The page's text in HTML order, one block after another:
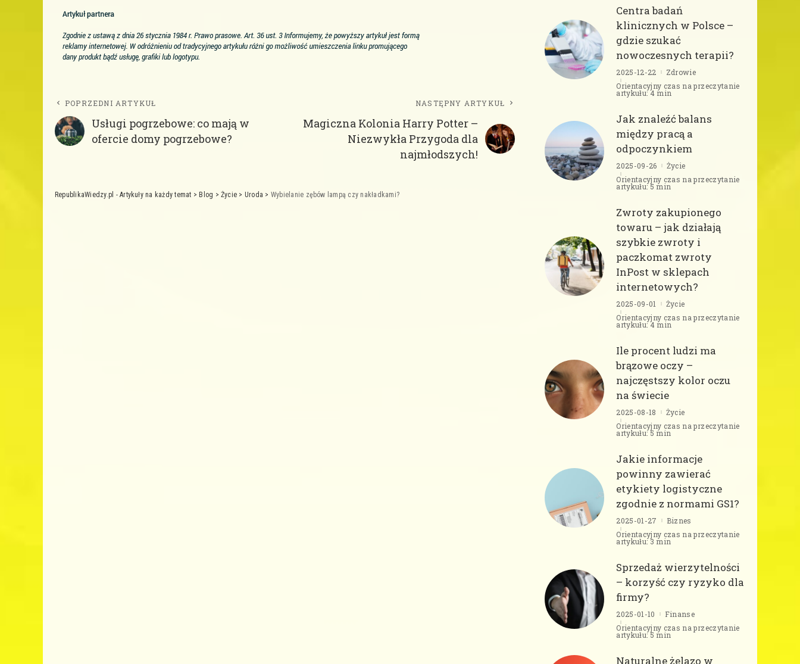
POPRZEDNI ARTYKUŁ
Usługi pogrzebowe: co mają w
ofercie domy pogrzebowe?
NASTĘPNY ARTYKUŁ
Magiczna Kolonia Harry Potter –
Niezwykła Przygoda dla
najmłodszych!
RepublikaWiedzy.pl - Artykuły na każdy temat > Blog > Życie > Uroda > Wybielanie zębów lampą czy nakładkami?
Centra badań
klinicznych w Polsce –
gdzie szukać
nowoczesnych terapii?
2025-12-22
Zdrowie
Orientacyjny czas na przeczytanie
artykułu: 4 min
Jak znaleźć balans
między pracą a
odpoczynkiem
2025-09-26
Życie
Orientacyjny czas na przeczytanie
artykułu: 5 min
Zwroty zakupionego
towaru – jak działają
szybkie zwroty i
paczkomat zwroty
InPost w sklepach
internetowych?
2025-09-01
Życie
Orientacyjny czas na przeczytanie
artykułu: 4 min
Ile procent ludzi ma
brązowe oczy –
najczęstszy kolor oczu
na świecie
2025-08-18
Życie
Orientacyjny czas na przeczytanie
artykułu: 5 min
Jakie informacje
powinny zawierać
etykiety logistyczne
zgodnie z normami GS1?
2025-01-27
Biznes
Orientacyjny czas na przeczytanie
artykułu: 3 min
Sprzedaż wierzytelności
– korzyść czy ryzyko dla
firmy?
2025-01-10
Finanse
Orientacyjny czas na przeczytanie
artykułu: 5 min
Naturalne żelazo w